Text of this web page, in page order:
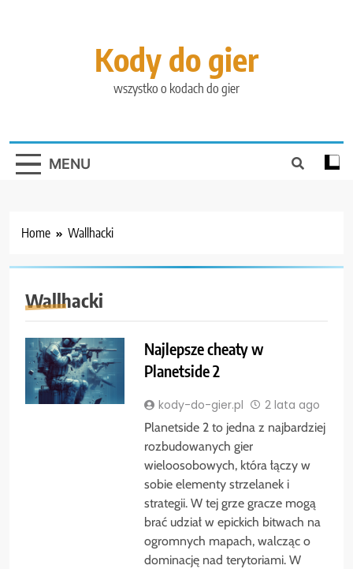
Kody do gier
wszystko o kodach do gier
MENU
Home Wallhacki
Wallhacki
Najlepsze cheaty w
Planetside 2
kody-do-gier.pl 2 lata ago
Planetside 2 to jedna z najbardziej
rozbudowanych gier
wieloosobowych, która łączy w
sobie elementy strzelanek i
strategii. W tej grze gracze mogą
brać udział w epickich bitwach na
ogromnych mapach, walcząc o
dominację nad terytoriami. W